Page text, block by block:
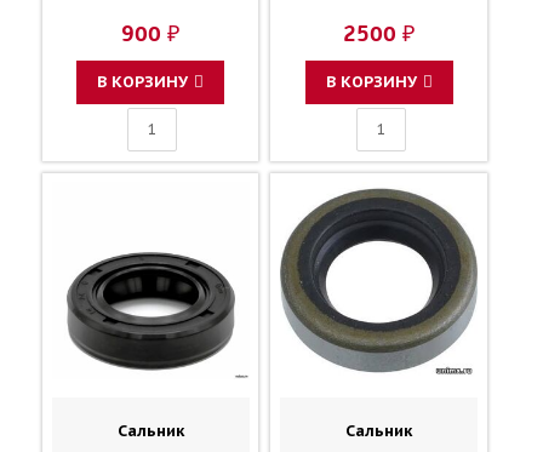
900 ₽
В КОРЗИНУ
2500 ₽
В КОРЗИНУ
Сальник Сальник